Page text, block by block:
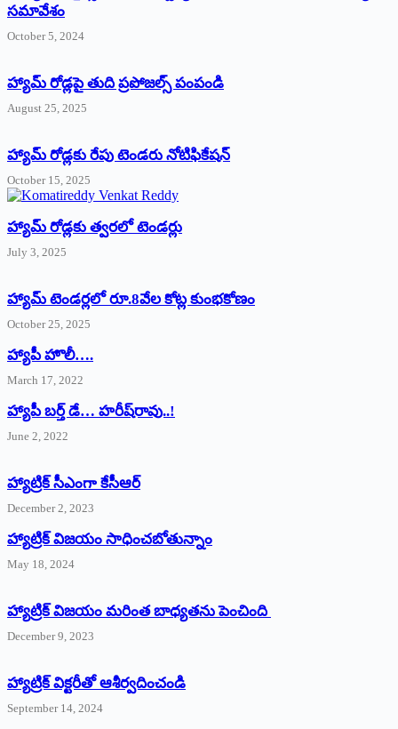
సమావేశం
October 5, 2024
హ్యామ్‌ రోడ్లపై తుది ప్రపోజల్స్‌ పంపండి
August 25, 2025
హ్యామ్‌ రోడ్లకు రేపు టెండరు నోటిఫికేషన్‌
October 15, 2025
హ్యామ్‌ రోడ్లకు త్వరలో టెండర్లు
July 3, 2025
హ్యామ్‌ ‌టెండర్లలో రూ.8వేల కోట్ల కుంభకోణం
October 25, 2025
హ్యాపీ హొలీ….
March 17, 2022
హ్యాపీ బర్త్ ‌డే… హరీష్‌రావు..!
June 2, 2022
హ్యాట్రిక్‌ ‌సీఎంగా కేసీఆర్‌
December 2, 2023
హ్యాట్రిక్‌ విజయం సాధించబోతున్నాం
May 18, 2024
హ్యాట్రిక్ విజయం మరింత బాధ్యతను పెంచింది
December 9, 2023
హ్యాట్రిక్‌ ‌విక్టరీతో ఆశీర్వదించండి
September 14, 2024